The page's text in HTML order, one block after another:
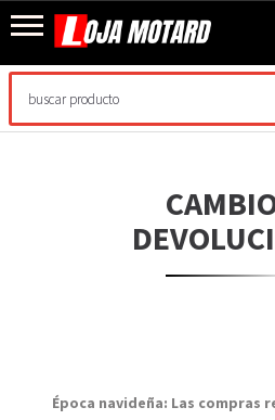
Época navideña: Las compras